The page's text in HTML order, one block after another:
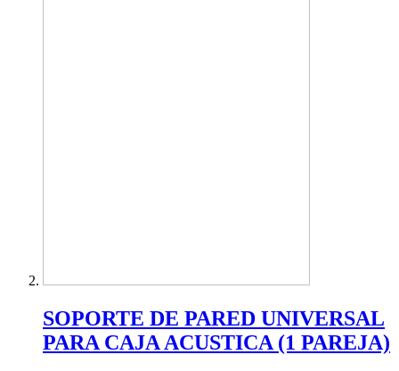
SOPORTE DE PARED UNIVERSAL
PARA CAJA ACUSTICA (1 PAREJA)